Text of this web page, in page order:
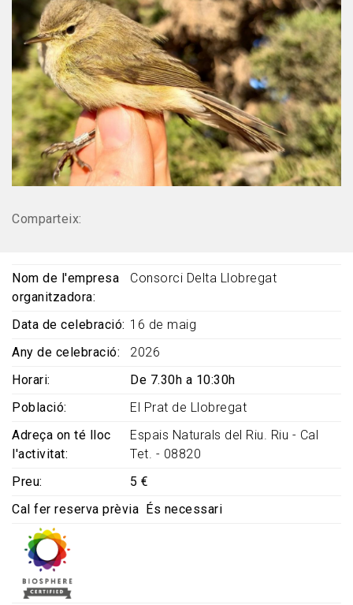
Comparteix:
Nom de l'empresa
organitzadora
Consorci Delta Llobregat
Data de celebració 16 de maig
Any de celebració
2026
Horari
De 7.30h a 10:30h
Població
El Prat de Llobregat
Adreça on té lloc
l'activitat
Espais Naturals del Riu. Riu - Cal
Tet. - 08820
Preu
5 €
Cal fer reserva prèvia
És necessari